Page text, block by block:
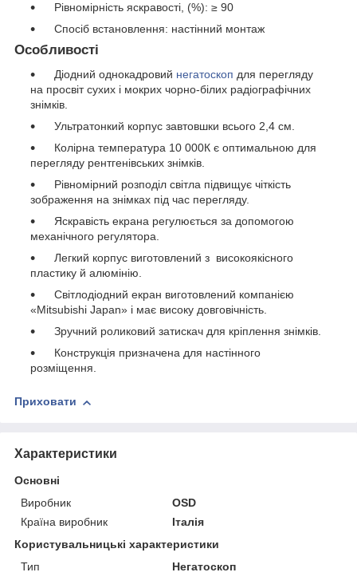
Рівномірність яскравості, (%): ≥ 90
Спосіб встановлення: настінний монтаж
Особливості
Діодний однокадровий негатоскоп для перегляду
на просвіт сухих і мокрих чорно-білих радіографічних
знімків.
Ультратонкий корпус завтовшки всього 2,4 см.
Колірна температура 10 000К є оптимальною для
перегляду рентгенівських знімків.
Рівномірний розподіл світла підвищує чіткість
зображення на знімках під час перегляду.
Яскравість екрана регулюється за допомогою
механічного регулятора.
Легкий корпус виготовлений з високоякісного
пластику й алюмінію.
Світлодіодний екран виготовлений компанією
«Mitsubishi Japan» і має високу довговічність.
Зручний роликовий затискач для кріплення знімків.
Конструкція призначена для настінного
розміщення.
Приховати
Характеристики
Основні
Виробник
ОSD
Країна виробник
Італія
Користувальницькі характеристики
Тип
Негатоскоп